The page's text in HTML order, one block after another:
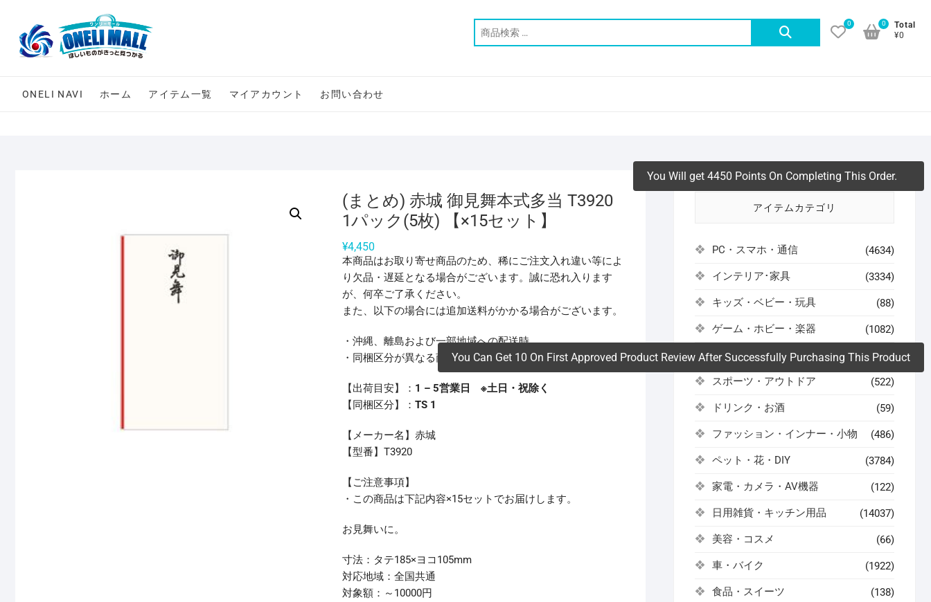
content
0
Total
¥0
0
ONELI NAVI ホーム アイテム一覧 マイアカウント お問い合わせ
(まとめ) 赤城 御見舞本式多当 T3920
1パック(5枚) 【×15セット】
¥4,450
本商品はお取り寄せ商品のため、稀にご注文入れ違い等によ
り欠品・遅延となる場合がございます。誠に恐れ入ります
が、何卒ご了承ください。
また、以下の場合には追加送料がかかる場合がございます。
・沖縄、離島および一部地域への配送時
・同梱区分が異なる商品の複数購入時
【出荷目安】： 1 – 5営業日 ※土日・祝除く
【同梱区分】： TS 1
【メーカー名】赤城
【型番】T3920
【ご注意事項】
・この商品は下記内容×15セットでお届けします。
お見舞いに。
寸法：タテ185×ヨコ105mm
対応地域：全国共通
対象額：～10000円
You Will get 4450 Points On Completing This Order.
You Can Get 10 On First Approved Product Review After Successfully Purchasing This Product
アイテムカテゴリ
PC・スマホ・通信 (4634)
インテリア･家具 (3334)
キッズ・ベビー・玩具 (88)
ゲーム・ホビー・楽器 (1082)
コスメ・健康・医薬品 (504)
スポーツ・アウトドア (522)
ドリンク・お酒 (59)
ファッション・インナー・小物 (486)
ペット・花・DIY (3784)
家電・カメラ・AV機器 (122)
日用雑貨・キッチン用品 (14037)
美容・コスメ (66)
車・バイク (1922)
食品・スイーツ (138)